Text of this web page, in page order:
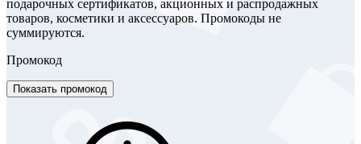
подарочных сертификатов, акционных и распродажных
товаров, косметики и аксессуаров. Промокоды не
суммируются.
Промокод
Показать промокод